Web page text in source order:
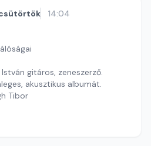
14:04
gitáros, zeneszerző.
akusztikus albumát.
Tibor